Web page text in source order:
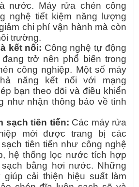
nước. Máy rửa chén công
nghệ tiết kiệm năng lượng
chi phí vận hành mà còn
trường.
kết nối: Công nghệ tự động
trở nên phổ biến trong
công nghiệp. Một số máy
năng kết nối với mạng
bạn theo dõi và điều khiển
như nhận thông báo về tình
sạch tiên tiến: Các máy rửa
mới được trang bị các
tiên tiến như công nghệ
hệ thống lọc nước tích hợp
bằng hơi nước. Những
giúp cải thiện hiệu suất làm